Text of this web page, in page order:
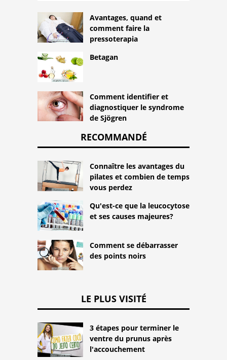
Avantages, quand et
comment faire la
pressoterapia
Betagan
Comment identifier et
diagnostiquer le syndrome
de Sjögren
RECOMMANDÉ
Connaître les avantages du
pilates et combien de temps
vous perdez
Qu'est-ce que la leucocytose
et ses causes majeures?
Comment se débarrasser
des points noirs
LE PLUS VISITÉ
3 étapes pour terminer le
ventre du prunus après
l'accouchement